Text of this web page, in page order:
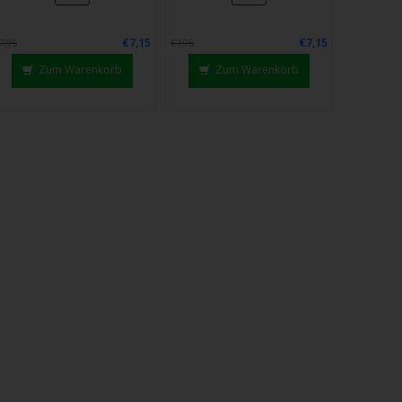
€7,15
Zum Warenkorb
€7,95
€7,15
Zum Warenkorb